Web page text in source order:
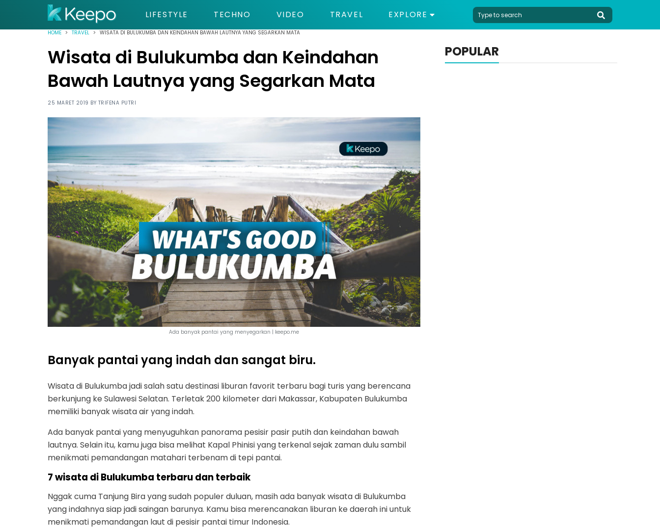
LIFESTYLE TECHNO VIDEO TRAVEL EXPLORE
HOME TRAVEL WISATA DI BULUKUMBA DAN KEINDAHAN BAWAH LAUTNYA YANG SEGARKAN MATA
Wisata di Bulukumba dan Keindahan
Bawah Lautnya yang Segarkan Mata
25 MARET 2019 BY TRIFENA PUTRI
Ada banyak pantai yang menyegarkan | keepo.me
Banyak pantai yang indah dan sangat biru.
Wisata di Bulukumba jadi salah satu destinasi liburan favorit terbaru bagi turis yang berencana
berkunjung ke Sulawesi Selatan. Terletak 200 kilometer dari Makassar, Kabupaten Bulukumba
memiliki banyak wisata air yang indah.
Ada banyak pantai yang menyuguhkan panorama pesisir pasir putih dan keindahan bawah
lautnya. Selain itu, kamu juga bisa melihat Kapal Phinisi yang terkenal sejak zaman dulu sambil
menikmati pemandangan matahari terbenam di tepi pantai.
7 wisata di Bulukumba terbaru dan terbaik
Nggak cuma Tanjung Bira yang sudah populer duluan, masih ada banyak wisata di Bulukumba
yang indahnya siap jadi saingan barunya. Kamu bisa merencanakan liburan ke daerah ini untuk
menikmati pemandangan laut di pesisir pantai timur Indonesia.
POPULAR